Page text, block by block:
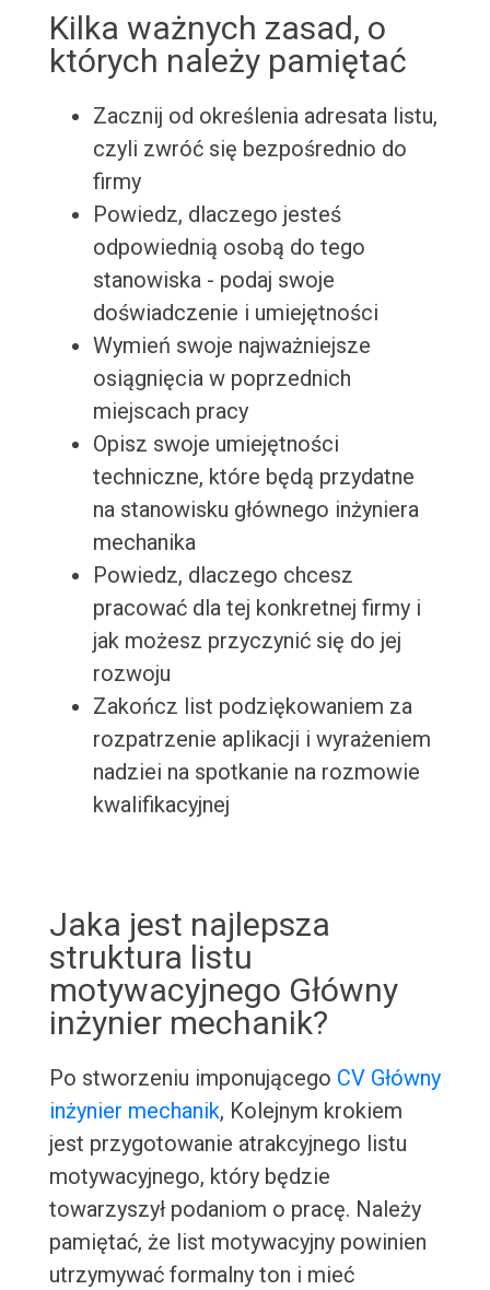
Kilka ważnych zasad, o
których należy pamiętać
Zacznij od określenia adresata listu,
czyli zwróć się bezpośrednio do
firmy
Powiedz, dlaczego jesteś
odpowiednią osobą do tego
stanowiska - podaj swoje
doświadczenie i umiejętności
Wymień swoje najważniejsze
osiągnięcia w poprzednich
miejscach pracy
Opisz swoje umiejętności
techniczne, które będą przydatne
na stanowisku głównego inżyniera
mechanika
Powiedz, dlaczego chcesz
pracować dla tej konkretnej firmy i
jak możesz przyczynić się do jej
rozwoju
Zakończ list podziękowaniem za
rozpatrzenie aplikacji i wyrażeniem
nadziei na spotkanie na rozmowie
kwalifikacyjnej
Jaka jest najlepsza
struktura listu
motywacyjnego Główny
inżynier mechanik?
Po stworzeniu imponującego CV Główny
inżynier mechanik, Kolejnym krokiem
jest przygotowanie atrakcyjnego listu
motywacyjnego, który będzie
towarzyszył podaniom o pracę. Należy
pamiętać, że list motywacyjny powinien
utrzymywać formalny ton i mieć